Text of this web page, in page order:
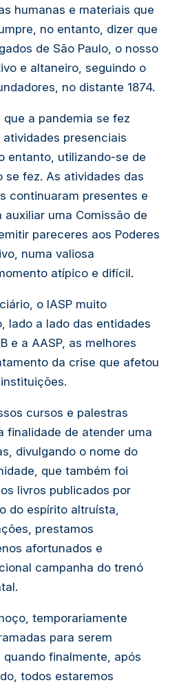
humanas e materiais que
no entanto, dizer que
de São Paulo, o nosso
e altaneiro, seguindo o
no distante 1874.
a pandemia se fez
presenciais
entanto, utilizando-se de
se fez. As atividades das
continuaram presentes e
uma Comissão de
pareceres aos Poderes
numa valiosa
atípico e difícil.
o IASP muito
lado a lado das entidades
e a AASP, as melhores
da crise que afetou
cursos e palestras
finalidade de atender uma
divulgando o nome do
que também foi
livros publicados por
do espírito altruísta,
prestamos
afortunados e
campanha do trenó
temporariamente
para serem
quando finalmente, após
todos estaremos